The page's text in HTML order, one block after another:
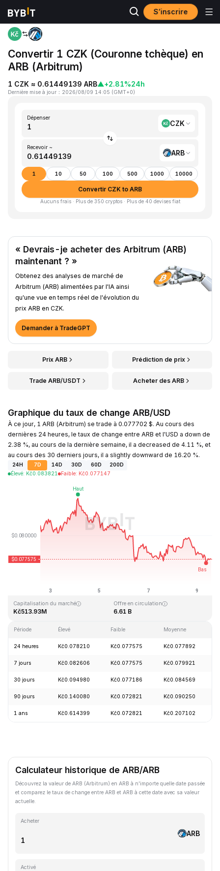
S’inscrire
Accueil
Convertir 1 CZK (Couronne tchèque) en
ARB (Arbitrum)
1 CZK ≈ 0.61449139 ARB▲+2.81%24h
Dernière mise à jour ： 2026/08/09 14:05 (GMT+0)
Dépenser
CZK
Recevoir ~
ARB
1 10 50 100 500 1000 10000
Convertir CZK to ARB
Aucuns frais · Plus de 350 cryptos · Plus de 40 devises fiat
« Devrais-je acheter des Arbitrum (ARB)
maintenant ? »
Obtenez des analyses de marché de
Arbitrum (ARB) alimentées par l'IA ainsi
qu'une vue en temps réel de l'évolution du
prix ARB en CZK.
Demander à TradeGPT
Prix ARB Prédiction de prix
Trade ARB/USDT Acheter des ARB
Graphique du taux de change ARB/USD
À ce jour, 1 ARB (Arbitrum) se trade à 0.077702 $. Au cours des
dernières 24 heures, le taux de change entre ARB et l'USD a down de
2.38 %, au cours de la dernière semaine, il a decreased de 4.11 %, et
au cours des 30 derniers jours, il a slightly downward de 16.20 %.
24H 7D 14D 30D 60D
200D
Élevé: Kč0.083821 Faible: Kč0.077147
Kč0.070480
Capitalisation du marché
Kč513.93M
Offre en circulation
6.61 B
Période Élevé Faible Moyenne
24 heures Kč0.078210 Kč0.077575 Kč0.077892
7 jours Kč0.082606 Kč0.077575 Kč0.079921
30 jours Kč0.094980 Kč0.077186 Kč0.084569
90 jours Kč0.140080 Kč0.072821 Kč0.090250
1 ans Kč0.614399 Kč0.072821 Kč0.207102
Calculateur historique de ARB/ARB
Découvrez la valeur de ARB (Arbitrum) en ARB à n'importe quelle date passée
et comparez le taux de change entre ARB et ARB à cette date avec sa valeur
actuelle.
Acheter
ARB
Activé